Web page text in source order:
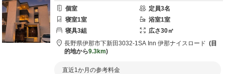
個室 定員3名
寝室1室 浴室1室
寝具3組 広さ30㎡
長野県伊那市下新田3032-1SA Inn 伊那ナイスロード
目
的地から9.3km
直近1か月の参考料金